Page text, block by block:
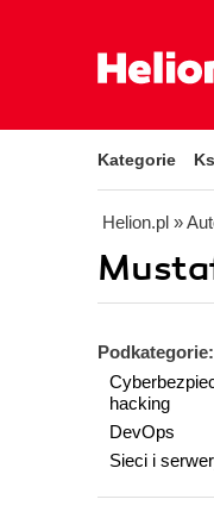
Kategorie
Helion.pl »
Podkategorie:
hacking
DevOps
Sieci i